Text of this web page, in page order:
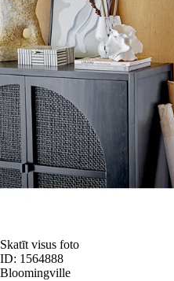
Skatīt visus foto
ID: 1564888
Bloomingville